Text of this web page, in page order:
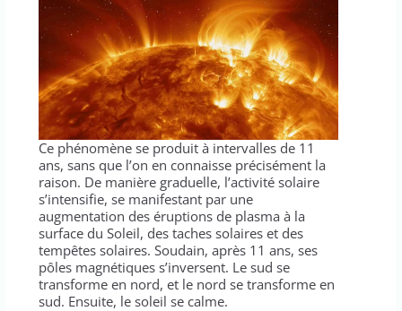
Ce phénomène se produit à intervalles de 11
ans, sans que l’on en connaisse précisément la
raison. De manière graduelle, l’activité solaire
s’intensifie, se manifestant par une
augmentation des éruptions de plasma à la
surface du Soleil, des taches solaires et des
tempêtes solaires. Soudain, après 11 ans, ses
pôles magnétiques s’inversent. Le sud se
transforme en nord, et le nord se transforme en
sud. Ensuite, le soleil se calme.